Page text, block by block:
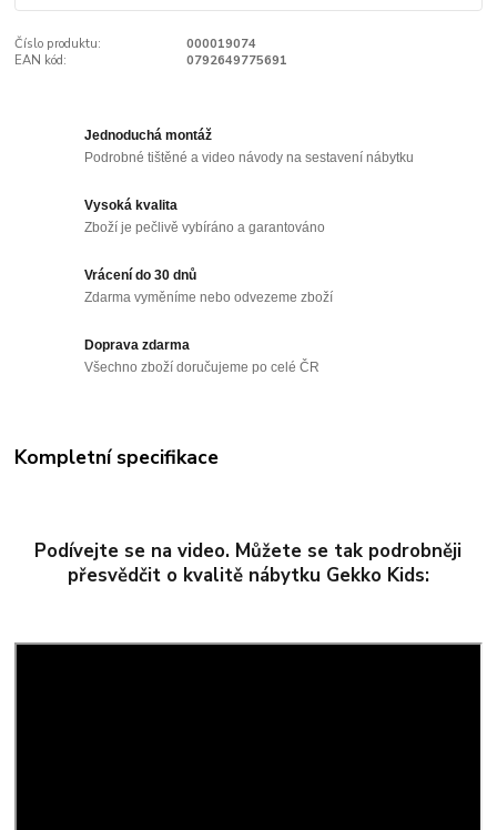
Číslo produktu:
000019074
EAN kód:
0792649775691
Jednoduchá montáž
Podrobné tištěné a video návody na sestavení nábytku
Vysoká kvalita
Zboží je pečlivě vybíráno a garantováno
Vrácení do 30 dnů
Zdarma vyměníme nebo odvezeme zboží
Doprava zdarma
Všechno zboží doručujeme po celé ČR
Kompletní specifikace
Podívejte se na video. Můžete se tak podrobněji
přesvědčit o kvalitě nábytku Gekko Kids: